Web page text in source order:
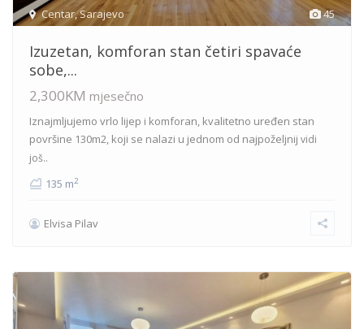
45
Centar,Sarajevo
Izuzetan, komforan stan četiri spavaće
sobe,...
2,300KM mjesečno
Iznajmljujemo vrlo lijep i komforan, kvalitetno uređen stan
površine 130m2, koji se nalazi u jednom od najpoželjnij vidi
još..
135 m2
Elvisa Pilav